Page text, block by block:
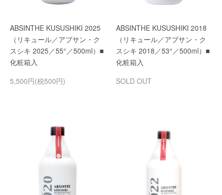
ABSINTHE KUSUSHIKI 2025
（リキュール／アブサン・ク
スシキ 2025／55°／500ml）■
化粧箱入
5,500円(税500円)
ABSINTHE KUSUSHIKI 2018
（リキュール／アブサン・ク
スシキ 2018／53°／500ml）■
化粧箱入
SOLD OUT